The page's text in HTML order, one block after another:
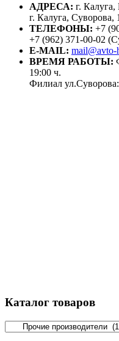
АДРЕСА: г.
г. Калуга, Суворова,
ТЕЛЕФОНЫ: +7
+7 (962) 371-00-02
E-MAIL: mail@avto-
ВРЕМЯ РАБОТЫ:
19:00 ч.
Филиал
Каталог товаров